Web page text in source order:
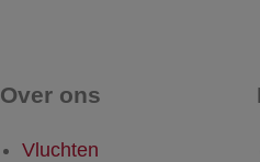
Over ons
Vluchten